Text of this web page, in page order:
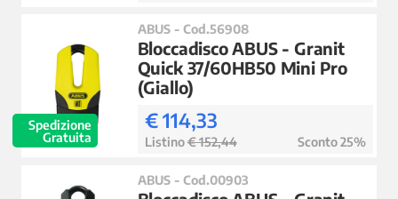
Spedizione
Gratuita
ABUS - Cod.56908
Bloccadisco ABUS - Granit
Quick 37/60HB50 Mini Pro
(Giallo)
€ 114,33
Listino€ 152,44 Sconto 25%
ABUS - Cod.00903